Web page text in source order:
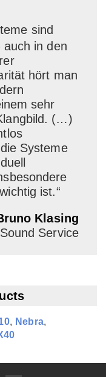
sind
in den
hört man
sehr
(…)
Systeme
ist.“
Klasing
Service
, Nebra,